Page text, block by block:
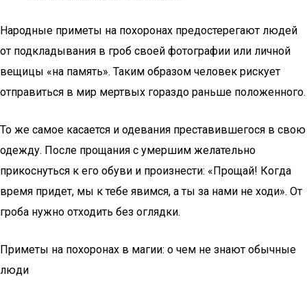
Народные приметы на похоронах предостерегают людей
от подкладывания в гроб своей фотографии или личной
вещицы «на память». Таким образом человек рискует
отправиться в мир мертвых гораздо раньше положенного.
То же самое касается и одевания преставившегося в свою
одежду. После прощания с умершим желательно
прикоснуться к его обуви и произнести: «Прощай! Когда
время придет, мы к тебе явимся, а ты за нами не ходи». От
гроба нужно отходить без оглядки.
Приметы на похоронах в магии: о чем не знают обычные
люди